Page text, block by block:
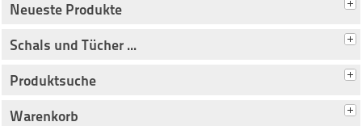
Neueste Produkte
Schals und Tücher ...
Produktsuche
Warenkorb